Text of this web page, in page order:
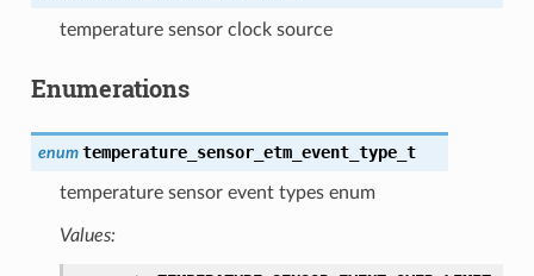
temperature sensor clock source
Enumerations
enum temperature_sensor_etm_event_type_t
temperature sensor event types enum
Values: